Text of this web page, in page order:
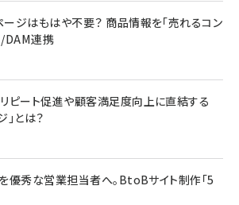
ージはもはや不要？ 商品情報を「売れるコン
DAM連携
ピート促進や顧客満足度向上に直結する
とは？
優秀な営業担当者へ。BtoBサイト制作「5